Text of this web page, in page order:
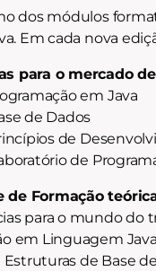
dos módulos
Em cada nova
para o mercado
em Java
de Dados
de
de
de Formação
para o mundo do
em Linguagem Java
Estruturas de Base